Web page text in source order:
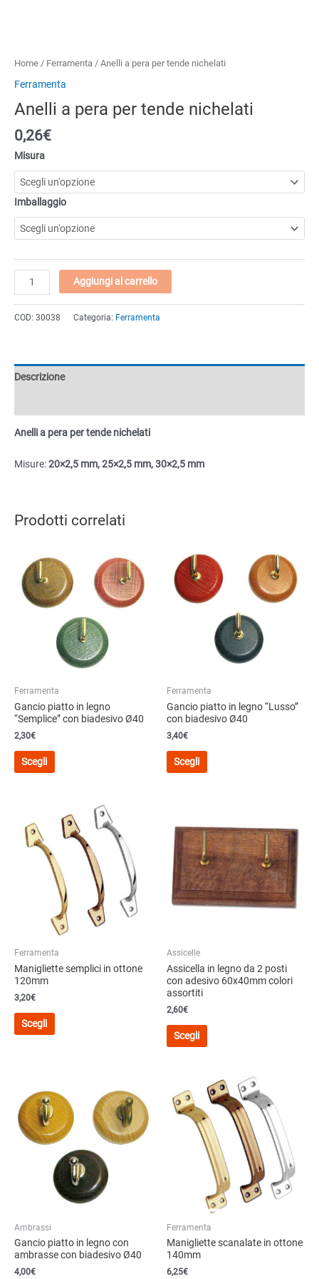
Home / Ferramenta / Anelli a pera per tende nichelati
Ferramenta
Anelli a pera per tende nichelati
0,26€
Misura
Imballaggio
Anelli
a
pera
per
quantità
Aggiungi al carrello
COD: 30038 Categoria: Ferramenta
Descrizione
Anelli a pera per tende nichelati
Misure:20×2,5 mm, 25×2,5 mm, 30×2,5 mm
Prodotti correlati
Ferramenta
Gancio piatto in legno
“Semplice” con biadesivo Ø40
2,30€
Scegli
Questo
varianti.
Le
opzioni
possono
essere
scelte
nella
pagina
prodotto
Ferramenta
Gancio piatto in legno “Lusso”
con biadesivo Ø40
3,40€
Scegli
Questo
Le
opzioni
possono
essere
scelte
nella
Ferramenta
Manigliette semplici in ottone
120mm
3,20€
Scegli
Questo
Le
opzioni
possono
essere
scelte
nella
pagina
del
Assicelle
Assicella in legno da 2 posti
con adesivo 60x40mm colori
assortiti
2,60€
Scegli
Questo
varianti.
Le
opzioni
possono
essere
scelte
nella
pagina
del
prodotto
Ambrassi
Gancio piatto in legno con
ambrasse con biadesivo Ø40
4,00€
Ferramenta
Manigliette scanalate in ottone
140mm
6,25€